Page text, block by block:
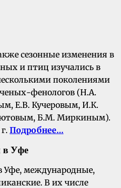
сезонные изменения в
и птиц изучались в
поколениями
фенологов (Н.А.
Е.В. Кучеровым, И.К.
Б.М. Миркиным).
Подробнее…
в Уфе
Уфе, международные,
В их числе